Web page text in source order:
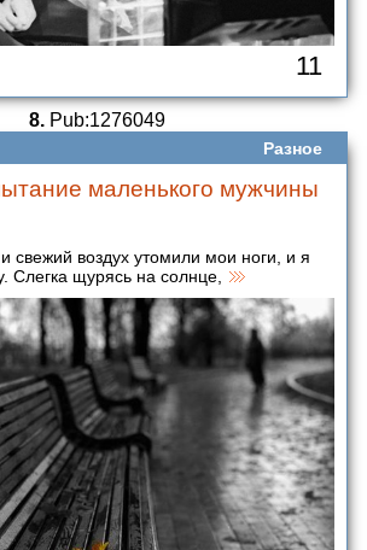
11
8.Pub:1276049
Разное
маленького мужчины
свежий воздух утомили мои ноги, и я
Слегка щурясь на солнце,